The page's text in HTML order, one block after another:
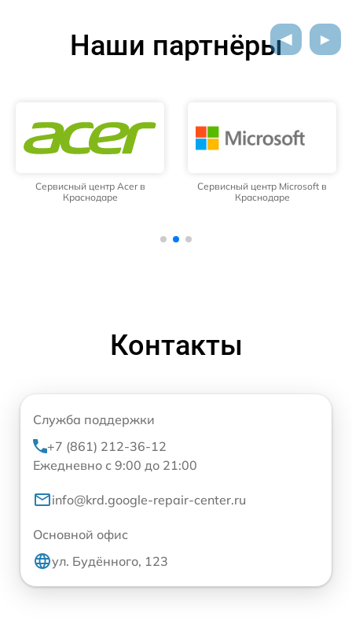
Наши партнёры
Сервисный центр Acer в
Краснодаре
Сервисный центр Microsoft в
Краснодаре
Контакты
Служба поддержки
+7 (861) 212-36-12
Ежедневно с 9:00 до 21:00
info@krd.google-repair-center.ru
Основной офис
ул. Будённого, 123